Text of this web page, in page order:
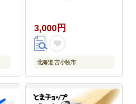
3,000円
北海道 苫小牧市